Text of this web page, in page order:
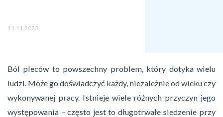
11.11.2023
Ból pleców to powszechny problem, który dotyka wielu
ludzi. Może go doświadczyć każdy, niezależnie od wieku czy
wykonywanej pracy. Istnieje wiele różnych przyczyn jego
występowania – często jest to długotrwałe siedzenie przy